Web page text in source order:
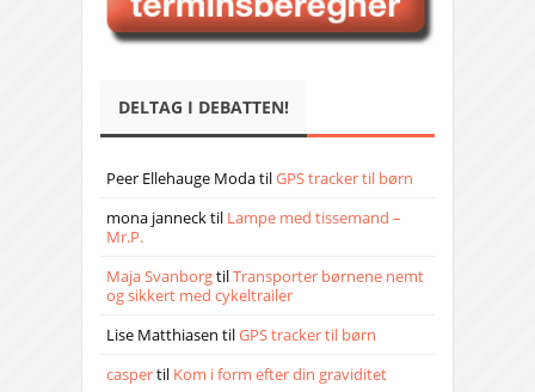
DELTAG I DEBATTEN!
Peer Ellehauge ModatilGPS tracker til børn
mona jannecktil Lampe med tissemand –
Mr.P.
Maja SvanborgtilTransporter børnene nemt
og sikkert med cykeltrailer
Lise Matthiasen tilGPS tracker til børn
caspertil Kom i form efter din graviditet